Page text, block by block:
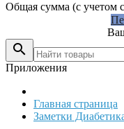
Общая сумма (с учетом

Приложения
Главная страница
Заметки